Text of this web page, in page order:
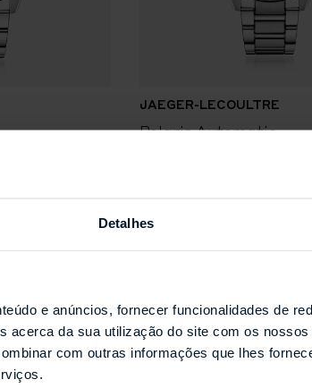
Detalhes
e anúncios, fornecer funcionalidades de
acerca da sua utilização do site com os
com outras informações que lhes
JAEGER-LECOULTRE
Polaris Automatic